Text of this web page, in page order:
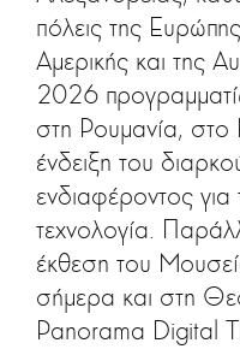
πόλεις της
Αμερικής και της
2026
στη Ρουμανία,
ένδειξη του
ενδιαφέροντος για
τεχνολογία.
έκθεση του
σήμερα και στη
Panorama Digital